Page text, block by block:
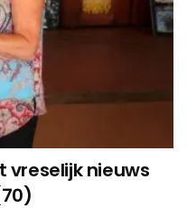
vreselijk nieuws